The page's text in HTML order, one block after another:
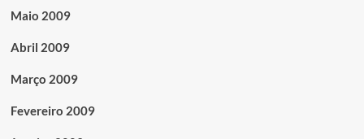
Maio 2009
Abril 2009
Março 2009
Fevereiro 2009